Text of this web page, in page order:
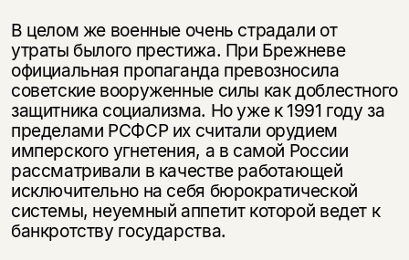
В целом же военные очень страдали от
утраты былого престижа. При Брежневе
официальная пропаганда превозносила
советские вооруженные силы как доблестного
защитника социализма. Но уже к 1991 году за
пределами РСФСР их считали орудием
имперского угнетения, а в самой России
рассматривали в качестве работающей
исключительно на себя бюрократической
системы, неуемный аппетит которой ведет к
банкротству государства.